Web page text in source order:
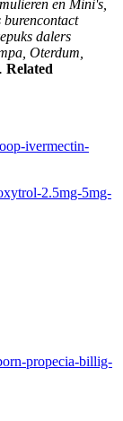
en Mini's,
burencontact
dalers
Oterdum,
Related
ivermectin-
2.5mg-5mg-
propecia-billig-